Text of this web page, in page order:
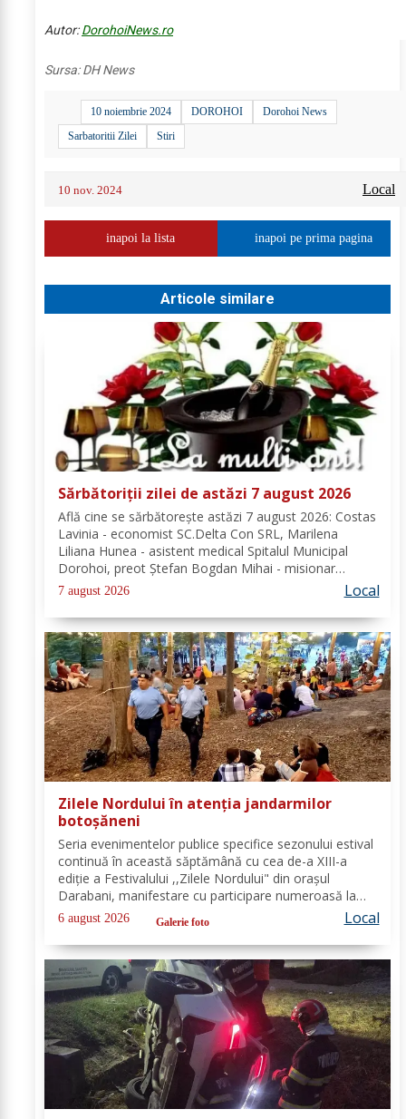
Autor:DorohoiNews.ro
Sursa:DH News
10 noiembrie 2024 DOROHOI
Dorohoi News
Sarbatoritii Zilei
Stiri
10 nov. 2024 Local
inapoi la lista inapoi pe prima pagina
Articole similare
Sărbătoriții zilei de astăzi 7 august 2026
Află cine se sărbătoreşte astăzi 7 august 2026: Costas
Lavinia - economist SC.Delta Con SRL, Marilena
Liliana Hunea - asistent medical Spitalul Municipal
Dorohoi, preot Ștefan Bogdan Mihai - misionar
protopopesc Protopopiatul Dorohoi, Marcela Simona
Vieru - profesor Grup Școlar Alexandru Vlahuță...
7 august 2026 Local
Zilele Nordului în atenția jandarmilor
botoșăneni
Seria evenimentelor publice specifice sezonului estival
continuă în această săptămână cu cea de-a XIII-a
ediție a Festivalului ,,Zilele Nordului" din orașul
Darabani, manifestare cu participare numeroasă la
care Inspectoratul de Jandarmi Județean Botoșani, în
cooperare cu partenerii instituționali,...
6 august 2026 Galerie foto Local